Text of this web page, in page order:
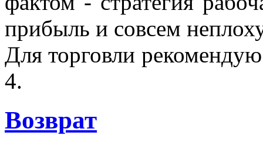
прибыль и совсем
Для торговли
4.
Возврат